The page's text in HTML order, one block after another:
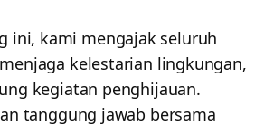
ini, kami mengajak seluruh
kelestarian lingkungan,
kegiatan penghijauan.
tanggung jawab bersama